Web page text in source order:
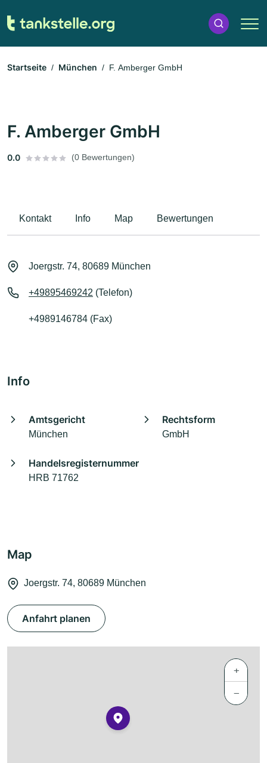
Startseite München F. Amberger GmbH
F. Amberger GmbH
0.0 (0 Bewertungen)
Kontakt Info Map Bewertungen
Joergstr. 74, 80689 München
+49895469242 (Telefon)
+4989146784 (Fax)
Info
Amtsgericht
München
Rechtsform
GmbH
Handelsregisternummer
HRB 71762
Map
Joergstr. 74, 80689 München
Anfahrt planen
+
−